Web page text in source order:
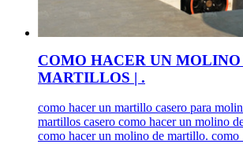
COMO HACER UN MOLINO
MARTILLOS | .
como hacer un martillo casero para
martillos casero como hacer un molino
como hacer un molino de martillo. como